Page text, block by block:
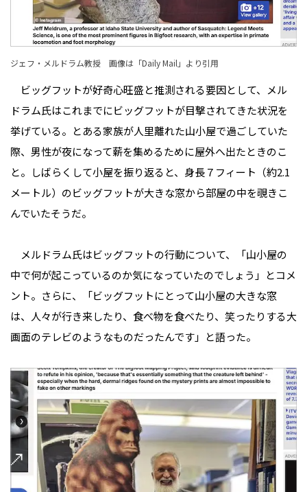
ジェフ・メルドラム教授 画像は「Daily Mail 」より引用
ビッグフットが好奇心旺盛と推測される要因として、メル
ドラム氏はこれまでにビッグフットが目撃されてきた状況を
挙げている。とある家族が人里離れた山小屋で過ごしていた
際、男性が夜になって薪を集めるために屋外へ出たときのこ
と。しばらくして小屋を振り返ると、身長７フィート（約2.1
メートル）のビッグフットが大きな窓から部屋の中を覗きこ
んでいたそうだ。
メルドラム氏はビッグフットの行動について、「山小屋の
中で何が起こっているのか気になっていたのでしょう」とコメ
ント。さらに、「ビッグフットにとって山小屋の大きな窓
は、人々が行き来したり、食べ物を食べたり、笑ったりする大
画面のテレビのようなものだったんです」と語った。